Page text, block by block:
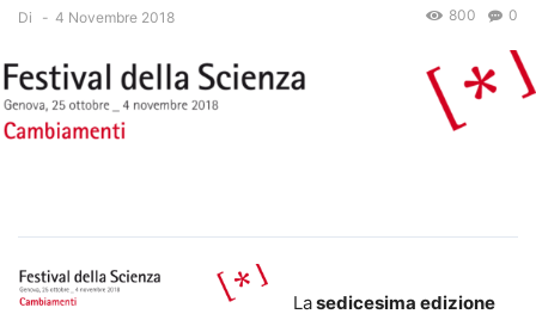
Di - 4 Novembre 2018 0
800
Lasedicesima edizione